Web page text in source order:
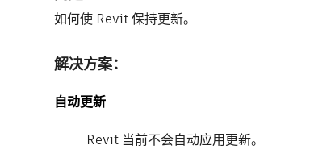
如何使 Revit 保持更新。
解决方案：
自动更新
Revit 当前不会自动应用更新。